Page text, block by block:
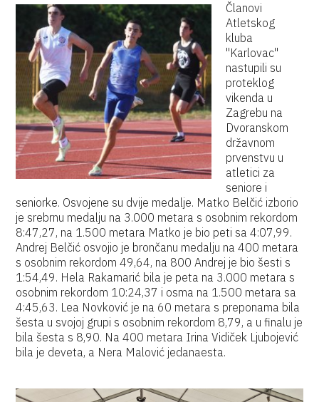
Članovi
Atletskog
kluba
"Karlovac"
nastupili su
proteklog
vikenda u
Zagrebu na
Dvoranskom
državnom
prvenstvu u
atletici za
seniore i
seniorke. Osvojene su dvije medalje. Matko Belčić izborio
je srebrnu medalju na 3.000 metara s osobnim rekordom
8:47,27, na 1.500 metara Matko je bio peti sa 4:07,99.
Andrej Belčić osvojio je brončanu medalju na 400 metara
s osobnim rekordom 49,64, na 800 Andrej je bio šesti s
1:54,49. Hela Rakamarić bila je peta na 3.000 metara s
osobnim rekordom 10:24,37 i osma na 1.500 metara sa
4:45,63. Lea Novković je na 60 metara s preponama bila
šesta u svojoj grupi s osobnim rekordom 8,79, a u finalu je
bila šesta s 8,90. Na 400 metara Irina Vidiček Ljubojević
bila je deveta, a Nera Malović jedanaesta.